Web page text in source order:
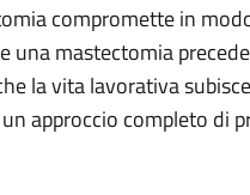
compromette in
una mastectomia
la vita lavorativa
approccio completo di